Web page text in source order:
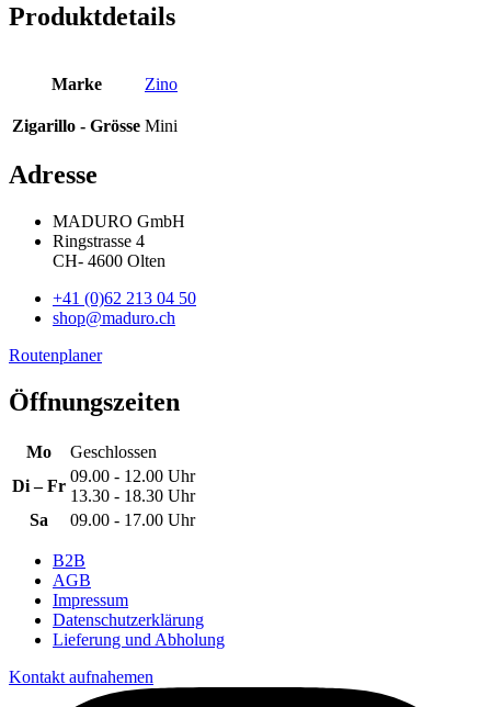
Produktdetails
Marke Zino
Zigarillo - Grösse Mini
Adresse
MADURO GmbH
Ringstrasse 4
CH- 4600 Olten
+41 (0)62 213 04 50
shop@maduro.ch
Routenplaner
Öffnungszeiten
Mo
Geschlossen
Di – Fr
09.00 - 12.00 Uhr
13.30 - 18.30 Uhr
Sa
09.00 - 17.00 Uhr
B2B
AGB
Impressum
Datenschutzerklärung
Lieferung und Abholung
Kontakt aufnahemen